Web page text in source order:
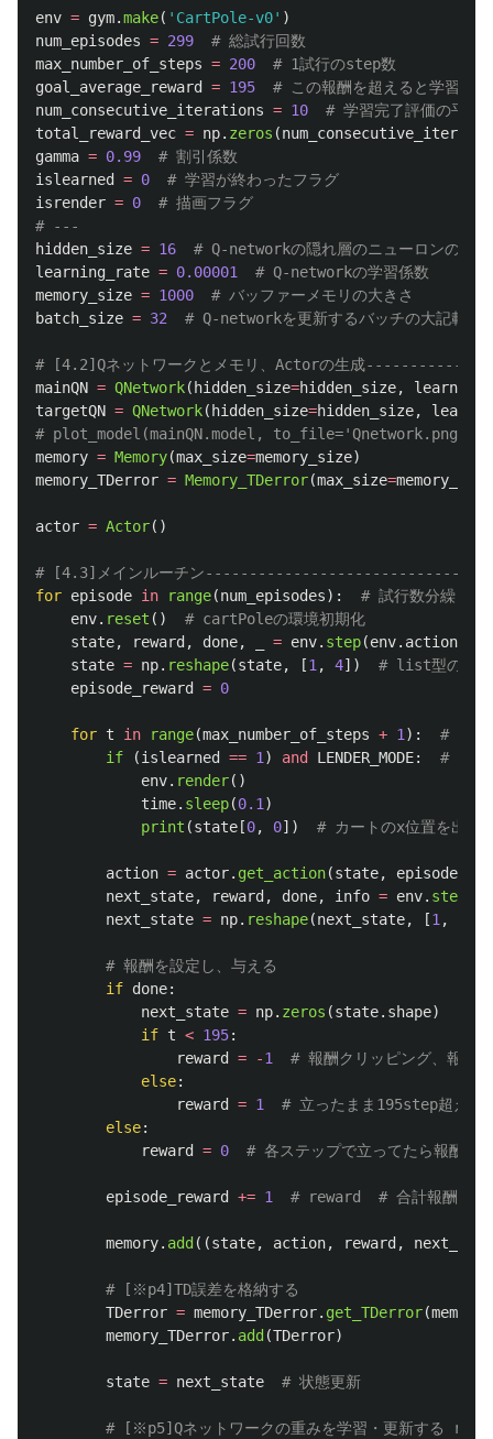
env = gym.make( ' CartPole-v0' )
num_episodes = 299
max_number_of_steps = 200
goal_average_reward
= 195
num_consecutive_iterations = 10
total_reward_vec = np. zeros (
gamma = 0.99
islearned
= 0
isrender = 0
# 描画フラグ
hidden_size = 16
learning_rate = 0.00001
memory_size = 1000
batch_size = 32
mainQN = QNetwork( hidden_size=hidden_size,
targetQN = QNetwork( hidden_size=hidden_size,
memory = Memory(max_size=memory_size)
memory_TDerror = Memory_TDerror(max_size=memory_size
actor = Actor()
for episode in range(num_episodes):
env. reset ()
state, reward , done, = env. step(env.
state = np. reshape(state, [1, 4])
episode_reward
= 0
for t in range(max_number_of_steps + 1):
if
(islearned == 1) and LENDER_MODE:
env. render()
time. sleep(0.1)
print (state [0, 0])
action = actor. get_action(state, episode
next_state, reward , done, info = env. step
next_state = np. reshape(next_state, [1,
if done:
next_state = np. zeros (state. shape)
if t < 195:
reward
= -1
else:
reward
= 1
else:
reward
= 0
episode_reward += 1
memory. add ((state, action, reward ,
TDerror = memory_TDerror. get_TDerror(memory
memory_TDerror. add (TDerror)
state = next_state